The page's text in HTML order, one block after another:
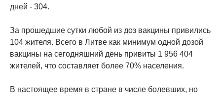
дней - 304.
За прошедшие сутки любой из доз вакцины привились
104 жителя. Всего в Литве как минимум одной дозой
вакцины на сегодняшний день привиты 1 956 404
жителей, что составляет более 70% населения.
В настоящее время в стране в числе болевших, но